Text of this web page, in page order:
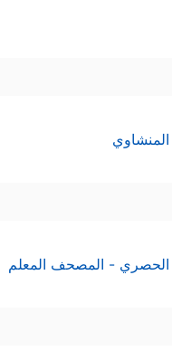
الحصري - المصحف المعلم